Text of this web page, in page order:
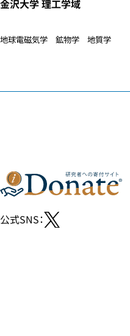
金沢大学 理工学域
地球電磁気学 鉱物学 地質学
公式SNS：